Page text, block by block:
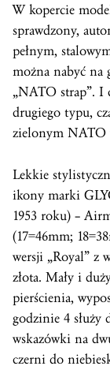
W kopercie
sprawdzony,
pełnym,
można nabyć na
„NATO strap”. I
drugiego typu,
zielonym NATO
Lekkie
ikony marki
1953 roku) –
(17=46mm;
wersji „Royal” z
złota. Mały i
pierścienia,
godzinie 4 służy
wskazówki na
czerni do